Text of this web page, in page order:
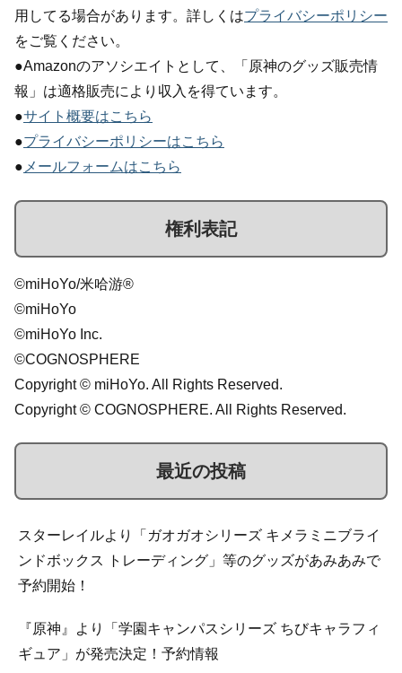
用してる場合があります。詳しくはプライバシーポリシー
をご覧ください。
●Amazonのアソシエイトとして、「原神のグッズ販売情
報」は適格販売により収入を得ています。
●サイト概要はこちら
●プライバシーポリシーはこちら
● メールフォームはこちら
権利表記
©miHoYo/米哈游®
©miHoYo
©miHoYo Inc.
©COGNOSPHERE
Copyright © miHoYo. All Rights Reserved.
Copyright © COGNOSPHERE. All Rights Reserved.
最近の投稿
スターレイルより「ガオガオシリーズ キメラミニブライ
ンドボックス トレーディング」等のグッズがあみあみで
予約開始！
『原神』より「学園キャンパスシリーズ ちびキャラフィ
ギュア」が発売決定！予約情報